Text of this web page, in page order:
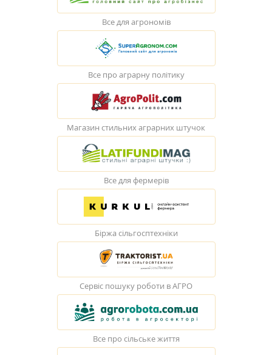
Все для агрономів
Все про аграрну політику
Магазин стильних аграрних штучок
Все для фермерів
Біржа сільгосптехніки
Сервіс пошуку роботи в АГРО
Все про сільське життя